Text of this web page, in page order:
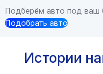
Подберём авто под
Подобрать авто
Истории